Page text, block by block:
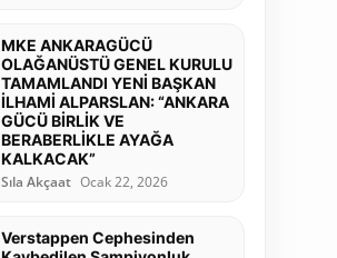
MKE ANKARAGÜCÜ
OLAĞANÜSTÜ GENEL KURULU
TAMAMLANDI YENİ BAŞKAN
İLHAMİ ALPARSLAN: “ANKARA
GÜCÜ BİRLİK VE
BERABERLİKLE AYAĞA
KALKACAK”
Sıla Akçaat Ocak 22, 2026
Verstappen Cephesinden